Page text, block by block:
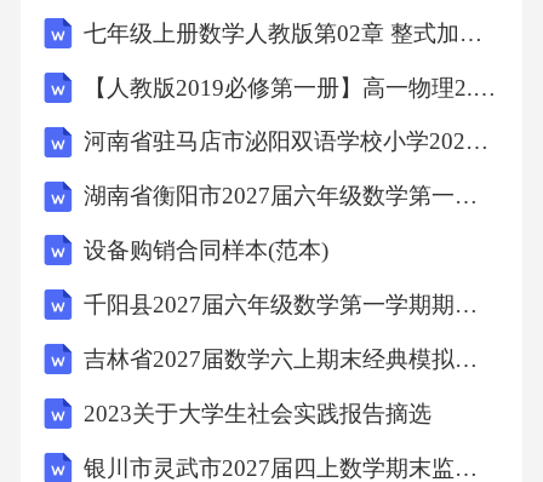
△ACG的中位线，∴OE∥CG，∴EF∥CG，∴四边
形EGCF是平行四边形，∵∠OEG=90°，∴四边
定、平行四边形的性质和判定、全等三角形的
判定、三角形中位线定理等知识，解题的关键
是灵活运用所学知识解决问题.50．
②【分析】（1）根据求出a、b、c的值，由此求
解即可；（2）分当点在直线上位于轴左侧时和
当点在直线上位于轴右侧时讨论求解即可得到
答案；（3）①由由得，，由此求解即可；②易
七年级上册数学人教版第02章 整式加减测试卷（原卷版）
【人教版2019必修第一册】高一物理2.时间 位移（教学设计）教案
河南省驻马店市泌阳双语学校小学2027届数学三上期末综合测试试题含解析
湖南省衡阳市2027届六年级数学第一学期期末综合测试模拟试题含解析
设备购销合同样本(范本)
千阳县2027届六年级数学第一学期期末监测模拟试题含解析
吉林省2027届数学六上期末经典模拟试题含解析
2023关于大学生社会实践报告摘选
银川市灵武市2027届四上数学期末监测试题含解析